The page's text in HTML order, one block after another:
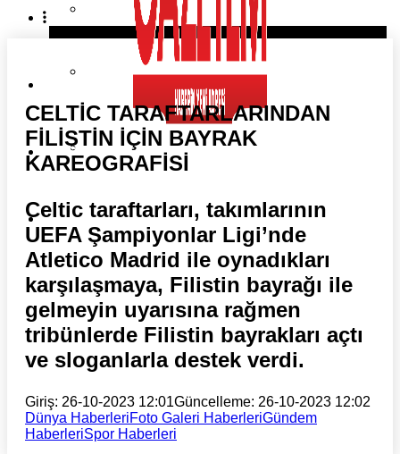
POLITIKA HABERLERI
MAGAZIN HABERLERI
RÖPORTAJLAR
YAZARLAR
RESMI İLANLAR
KÜNYE
CELTİC TARAFTARLARINDAN
FİLİSTİN İÇİN BAYRAK
KAREOGRAFİSİ
Celtic taraftarları, takımlarının
UEFA Şampiyonlar Ligi’nde
Atletico Madrid ile oynadıkları
karşılaşmaya, Filistin bayrağı ile
gelmeyin uyarısına rağmen
tribünlerde Filistin bayrakları açtı
ve sloganlarla destek verdi.
Giriş: 26-10-2023 12:01Güncelleme: 26-10-2023 12:02
Dünya HaberleriFoto Galeri HaberleriGündem
HaberleriSpor Haberleri